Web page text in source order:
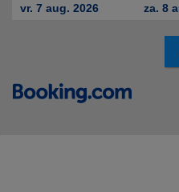
vr. 7 aug. 2026 za. 8